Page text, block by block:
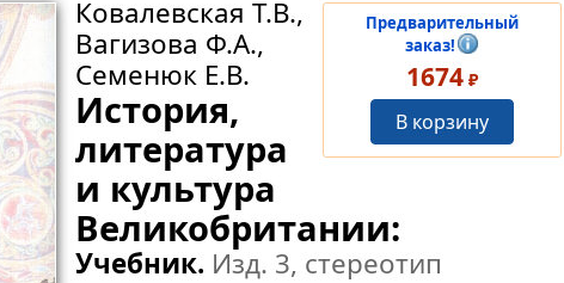
Предварительный
заказ!
1674 ₽
В корзину
Ковалевская Т.В.,
Вагизова Ф.А.,
Семенюк Е.В.
История,
литература
и культура
Великобритании:
Учебник. Изд. 3, cтереотип